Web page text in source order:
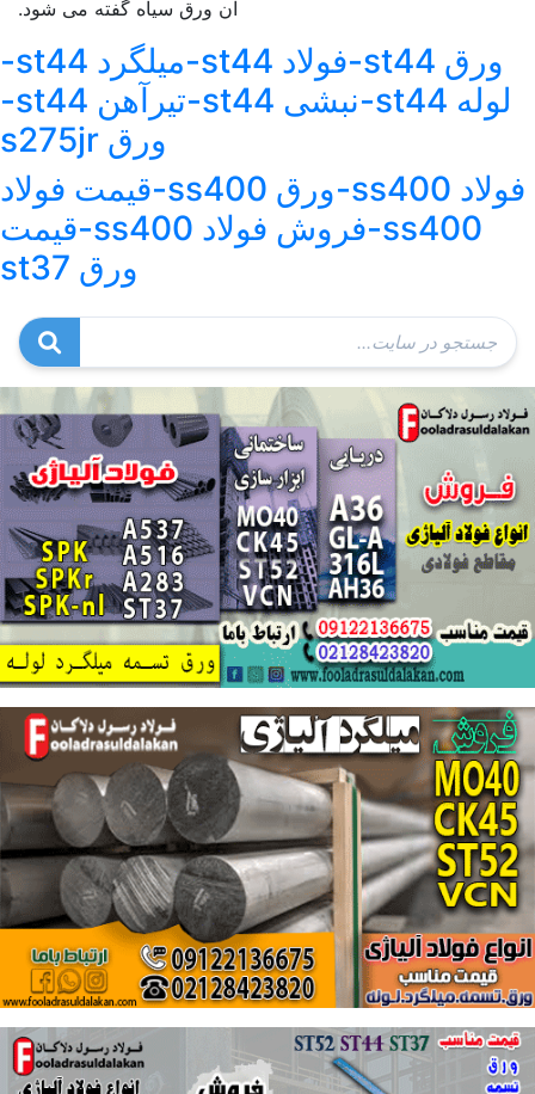
آن ورق سیاه گفته می شود.
ورق st44-فولاد st44-میلگرد st44-
لوله st44-نبشی st44-تیرآهن st44-
ورق s275jr
فولاد ss400-ورق ss400-قیمت فولاد
ss400-فروش فولاد ss400-قیمت
ورق st37